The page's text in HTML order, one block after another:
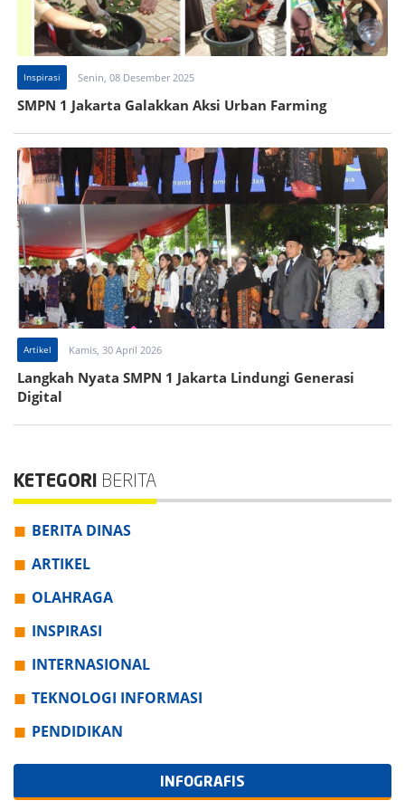
Inspirasi Senin, 08 Desember 2025
SMPN 1 Jakarta Galakkan Aksi Urban Farming
Artikel Kamis, 30 April 2026
Langkah Nyata SMPN 1 Jakarta Lindungi Generasi
Digital
KETEGORI BERITA
BERITA DINAS
ARTIKEL
OLAHRAGA
INSPIRASI
INTERNASIONAL
TEKNOLOGI INFORMASI
PENDIDIKAN
INFOGRAFIS